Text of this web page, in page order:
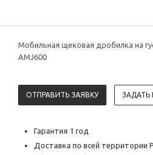
Мобильная щековая дробилка на
AMJ600
ОТПРАВИТЬ ЗАЯВКУ ЗАДАТЬ
Гарантия 1 год
Доставка по всей территории